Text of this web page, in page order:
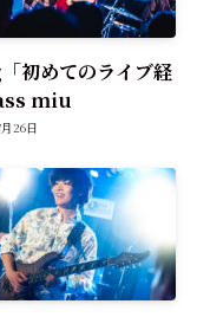
初めてのライブ経
miu
26日